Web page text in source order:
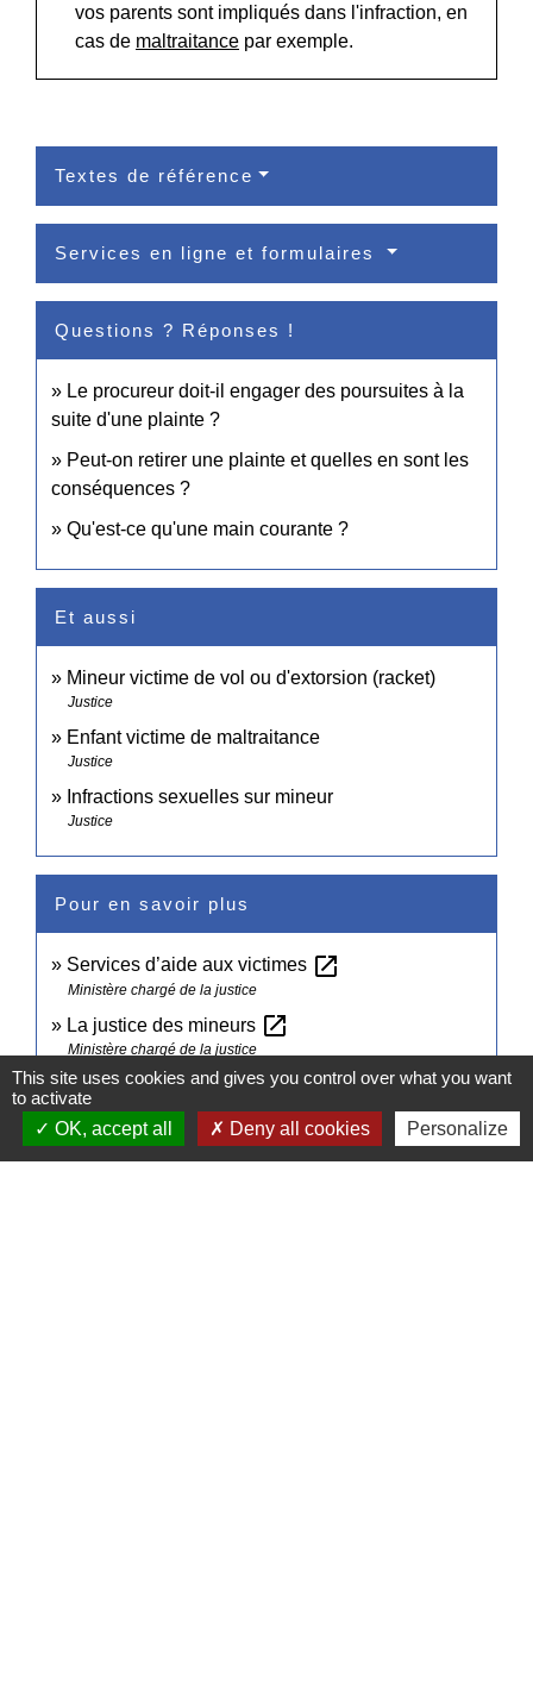
vos parents sont impliqués dans l'infraction, en
cas de maltraitance par exemple.
Textes de référence
Services en ligne et formulaires
Questions ? Réponses !
Le procureur doit-il engager des poursuites à la
suite d'une plainte ?
Peut-on retirer une plainte et quelles en sont les
conséquences ?
Qu'est-ce qu'une main courante ?
Et aussi
Mineur victime de vol ou d'extorsion (racket)
Justice
Enfant victime de maltraitance
Justice
Infractions sexuelles sur mineur
Justice
Pour en savoir plus
Services d’aide aux victimes open_in_new
Ministère chargé de la justice
La justice des mineurs open_in_new
Ministère chargé de la justice
Parcours victimes (violences physiques, sexuelles
ou psychologiques)open_in_new
Ministère chargé de la justice
This site uses cookies and gives you control over what you want
to activate
OK, accept all
Deny all cookies Personalize